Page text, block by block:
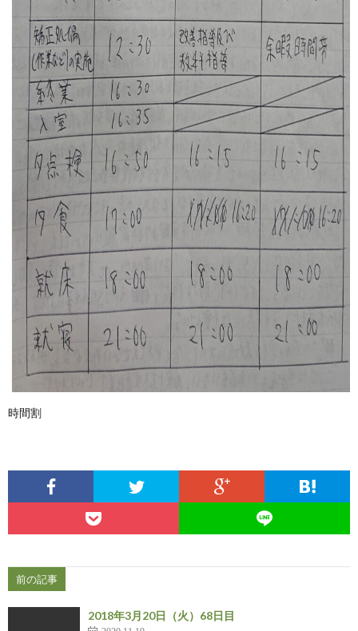
時間割
前の記事
2018年3月20日（火）68日目